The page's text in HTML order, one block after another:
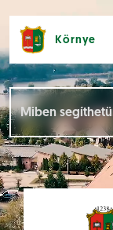
Környe
Hírek [
Események []
Dokumentumok []